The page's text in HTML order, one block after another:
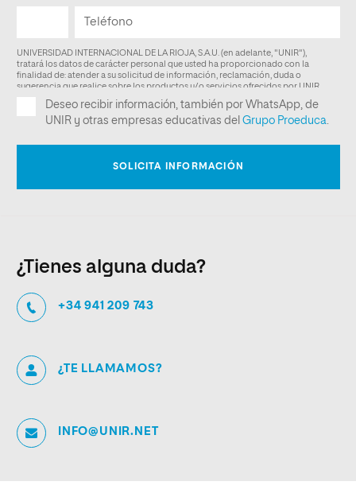
¿Tienes alguna duda?
+34 941 209 743
¿TE LLAMAMOS?
INFO@UNIR.NET